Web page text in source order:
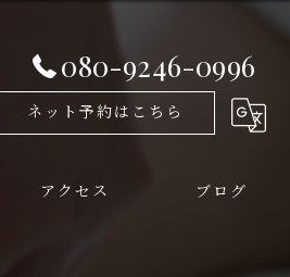
080-9246-0996
ネット予約はこちら
アクセス ブログ